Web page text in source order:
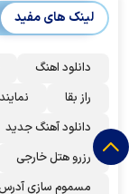
لینک های مفید
دانلود اهنگ
راز بقا
دانلود آهنگ جدید
رزرو هتل خارجی
مسموم سازی آدرس